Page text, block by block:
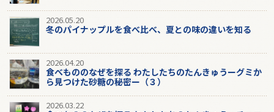
2026.05.20
冬のパイナップルを食べ比べ、夏との味の違いを知る
2026.04.20
食べもののなぜを探る わたしたちのたんきゅうーグミか
ら見つけた砂糖の秘密ー（３）
2026.03.22